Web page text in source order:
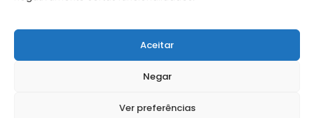
Aceitar
Negar
Ver preferências
FALE CONOSCO
Solicite Apoio Institucional da AMB para o seu evento